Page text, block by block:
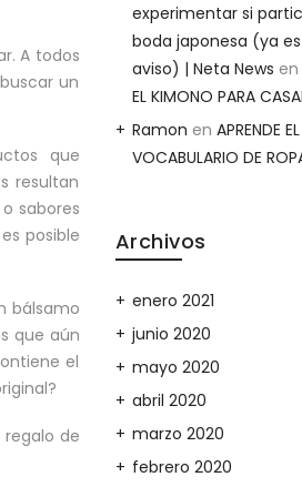
A todos
un
que
resultan
sabores
posible
bálsamo
que aún
el
de
experimentar si
boda japonesa (ya
aviso) | Neta News en
EL KIMONO PARA
Ramon en APRENDE EL
VOCABULARIO DE
Archivos
enero 2021
junio 2020
mayo 2020
abril 2020
marzo 2020
febrero 2020